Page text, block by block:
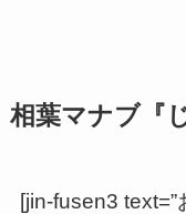
相葉マナブ『
[jin-fusen3